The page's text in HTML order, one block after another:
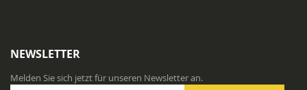
NEWSLETTER
Melden Sie sich jetzt für unseren Newsletter an.